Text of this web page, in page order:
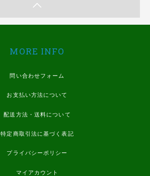
MORE INFO
問い合わせフォーム
お支払い方法について
配送方法・送料について
特定商取引法に基づく表記
プライバシーポリシー
マイアカウント